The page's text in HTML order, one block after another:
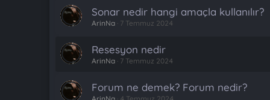
Sonar nedir hangi amaçla kullanılır?
ArinNa 7 Temmuz 2024
Resesyon nedir
ArinNa 7 Temmuz 2024
Forum ne demek? Forum nedir?